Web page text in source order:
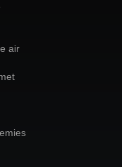
air